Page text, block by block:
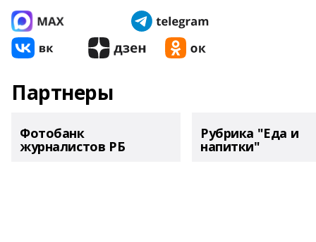
Партнеры
Фотобанк
журналистов РБ
Рубрика "Еда и
напитки"